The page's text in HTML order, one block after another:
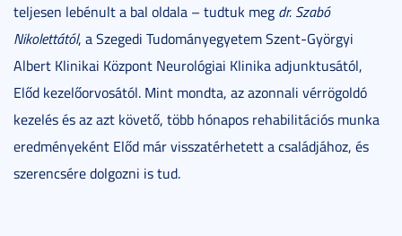
teljesen lebénult a bal oldala – tudtuk meg dr. Szabó
Nikolettától, a Szegedi Tudományegyetem Szent-Györgyi
Albert Klinikai Központ Neurológiai Klinika adjunktusától,
Előd kezelőorvosától. Mint mondta, az azonnali vérrögoldó
kezelés és az azt követő, több hónapos rehabilitációs munka
eredményeként Előd már visszatérhetett a családjához, és
szerencsére dolgozni is tud.